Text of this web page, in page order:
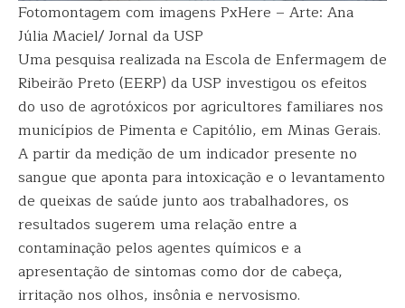
Fotomontagem com imagens PxHere – Arte: Ana
Júlia Maciel/ Jornal da USP
Uma pesquisa realizada na Escola de Enfermagem de
Ribeirão Preto (EERP) da USP investigou os efeitos
do uso de agrotóxicos por agricultores familiares nos
municípios de Pimenta e Capitólio, em Minas Gerais.
A partir da medição de um indicador presente no
sangue que aponta para intoxicação e o levantamento
de queixas de saúde junto aos trabalhadores, os
resultados sugerem uma relação entre a
contaminação pelos agentes químicos e a
apresentação de sintomas como dor de cabeça,
irritação nos olhos, insônia e nervosismo.